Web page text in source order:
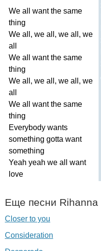
We all want the same
thing
We all , we all , we all , we
all
We all want the same
thing
We all , we all , we all , we
all
We all want the same
thing
Everybody wants
something gotta want
something
Yeah yeah we all
want
love
Еще песни Rihanna
Closer to you
Consideration